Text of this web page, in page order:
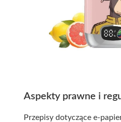
Aspekty prawne i
Przepisy dotyczące e-